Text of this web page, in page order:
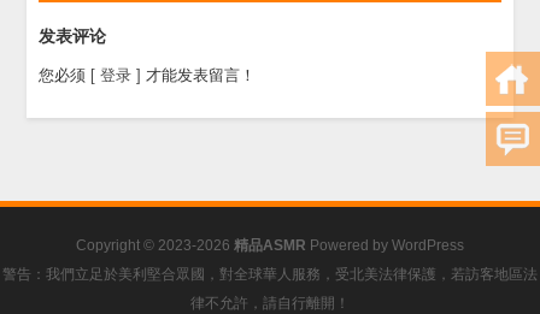
发表评论
您必须 [ 登录 ] 才能发表留言！
Copyright © 2023-2026 精品ASMR Powered by WordPress
警告：我們立足於美利堅合眾國，對全球華人服務，受北美法律保護，若訪客地區法
律不允許，請自行離開！